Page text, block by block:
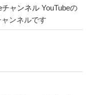
チャンネル YouTubeの
ンネルです